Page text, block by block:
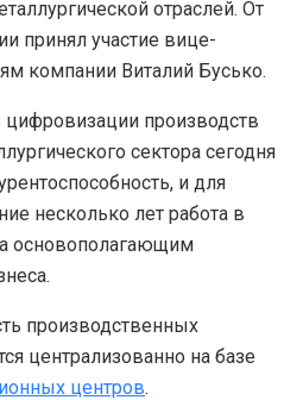
отраслей. От
принял участие вице-
компании Виталий Бусько.
производств
сектора сегодня
и для
несколько лет работа в
основополагающим
производственных
централизованно на базе
центров.